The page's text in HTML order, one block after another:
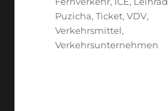
Puzicha,Ticket,VDV,
Verkehrsmittel,
Verkehrsunternehmen